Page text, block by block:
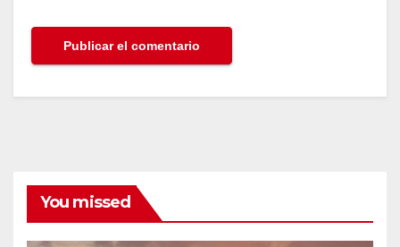
You missed